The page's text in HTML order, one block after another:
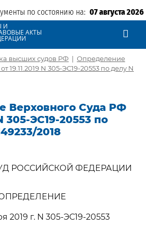
по состоянию на: 07 августа 2026
И
АКТЫ
высших судов РФ | Определение
19.11.2019 N 305-ЭС19-20553 по делу N
Верховного Суда РФ
305-ЭС19-20553 по
2018
РОССИЙСКОЙ ФЕДЕРАЦИИ
2019 г. N 305-ЭС19-20553